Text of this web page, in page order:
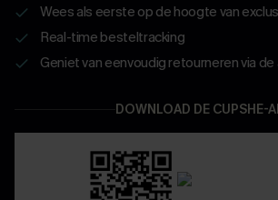
Wees als eerste op de hoogte van
Real-time besteltracking
Geniet van eenvoudig retourneren via de
DOWNLOAD DE CUPSHE-